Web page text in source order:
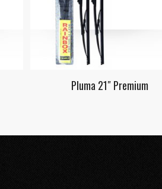
Pluma 21″ Premium